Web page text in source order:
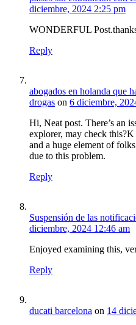
diciembre, 2024 2:25 pm
WONDERFUL
Reply
abogados en holanda que
drogas on 6 diciembre,
Hi, Neat post. There’s an
explorer, may check
and a huge element of
due to this problem.
Reply
Suspensión de las
diciembre, 2024 12:46 am
Enjoyed examining this,
Reply
ducati barcelona on 14